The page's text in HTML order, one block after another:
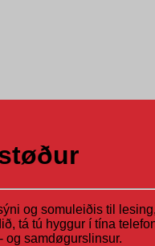
og somuleiðis til
tá tú hyggur í tína
og samdøgurslinsur.